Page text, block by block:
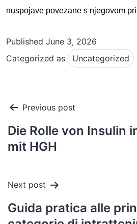
nuspojave povezane s njegovom
Published June 3, 2026
Categorized as
Uncategorized
Post
navigation
Previous post
Die Rolle von Insulin
mit HGH
Next post
Guida pratica alle